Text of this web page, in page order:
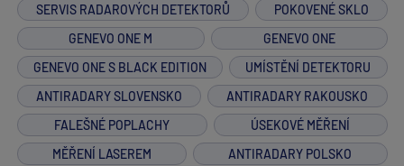
SERVIS RADAROVÝCH DETEKTORŮ
POKOVENÉ SKLO
GENEVO ONE M
GENEVO ONE
GENEVO ONE S BLACK EDITION
UMÍSTĚNÍ DETEKTORU
ANTIRADARY SLOVENSKO
ANTIRADARY RAKOUSKO
FALEŠNÉ POPLACHY
ÚSEKOVÉ MĚŘENÍ
MĚŘENÍ LASEREM
ANTIRADARY POLSKO